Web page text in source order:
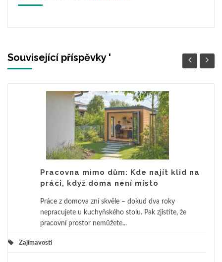
Související příspěvky '
Pracovna mimo dům: Kde najít klid na
práci, když doma není místo
Práce z domova zní skvěle – dokud dva roky
nepracujete u kuchyňského stolu. Pak zjistíte, že
pracovní prostor nemůžete...
Zajímavosti